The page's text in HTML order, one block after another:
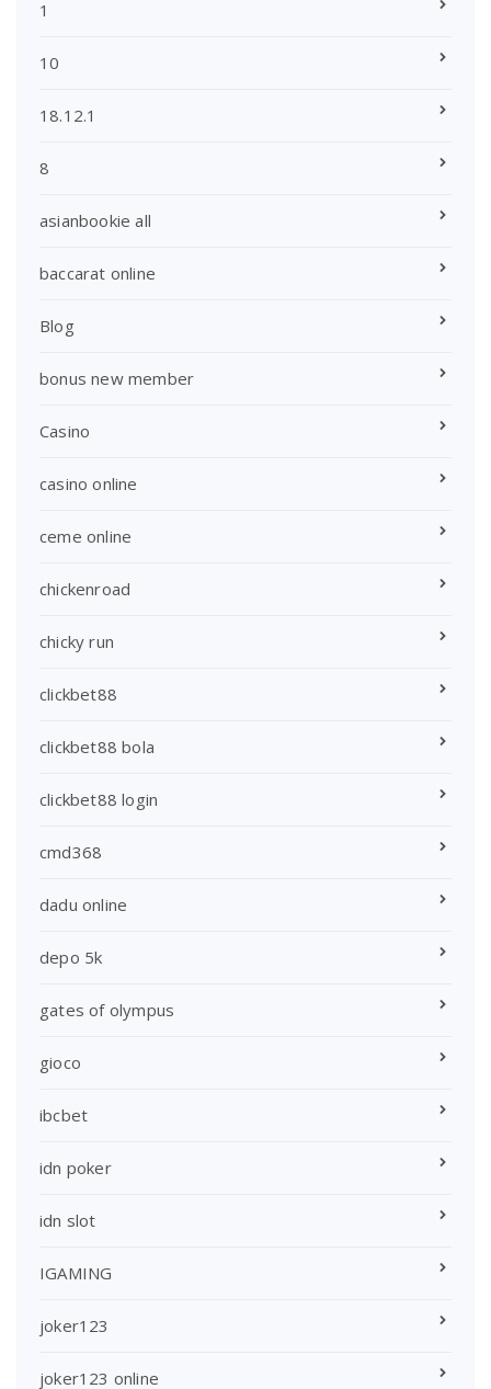
1
10
18.12.1
8
asianbookie all
baccarat online
Blog
bonus new member
Casino
casino online
ceme online
chickenroad
chicky run
clickbet88
clickbet88 bola
clickbet88 login
cmd368
dadu online
depo 5k
gates of olympus
gioco
ibcbet
idn poker
idn slot
IGAMING
joker123
joker123 online